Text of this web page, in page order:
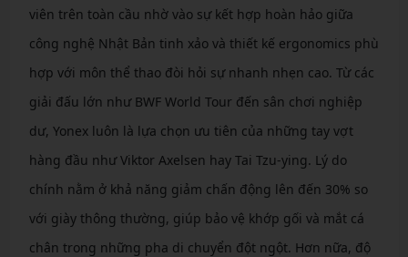
viên trên toàn cầu nhờ vào sự kết hợp hoàn hảo giữa
công nghệ Nhật Bản tinh xảo và thiết kế ergonomics phù
hợp với môn thể thao đòi hỏi sự nhanh nhẹn cao. Từ các
giải đấu lớn như BWF World Tour đến sân chơi nghiệp
dư, Yonex luôn là lựa chọn ưu tiên của những tay vợt
hàng đầu như Viktor Axelsen hay Tai Tzu-ying. Lý do
chính nằm ở khả năng giảm chấn động lên đến 30% so
với giày thông thường, giúp bảo vệ khớp gối và mắt cá
chân trong những pha di chuyển đột ngột. Hơn nữa, độ